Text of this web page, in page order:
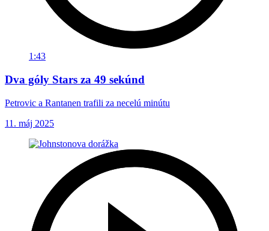
1:43
Dva góly Stars za 49 sekúnd
Petrovic a Rantanen trafili za necelú minútu
11. máj 2025